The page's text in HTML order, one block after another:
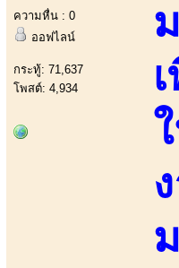
ความหื่น : 0
ออฟไลน์
กระทู้: 71,637
โพสต์: 4,934